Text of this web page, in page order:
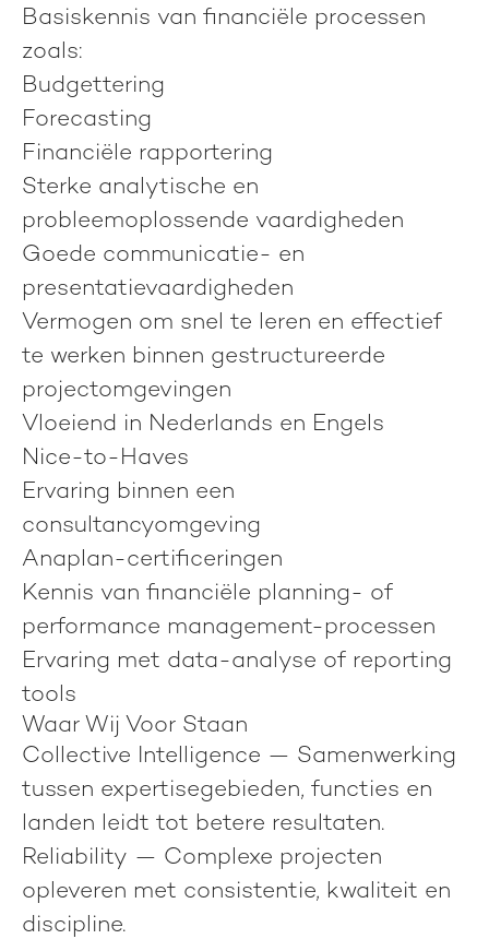
Basiskennis van financiële processen
zoals:
Budgettering
Forecasting
Financiële rapportering
Sterke analytische en
probleemoplossende vaardigheden
Goede communicatie- en
presentatievaardigheden
Vermogen om snel te leren en effectief
te werken binnen gestructureerde
projectomgevingen
Vloeiend in Nederlands en Engels
Nice-to-Haves
Ervaring binnen een
consultancyomgeving
Anaplan-certificeringen
Kennis van financiële planning- of
performance management-processen
Ervaring met data-analyse of reporting
tools
Waar Wij Voor Staan
Collective Intelligence — Samenwerking
tussen expertisegebieden, functies en
landen leidt tot betere resultaten.
Reliability — Complexe projecten
opleveren met consistentie, kwaliteit en
discipline.